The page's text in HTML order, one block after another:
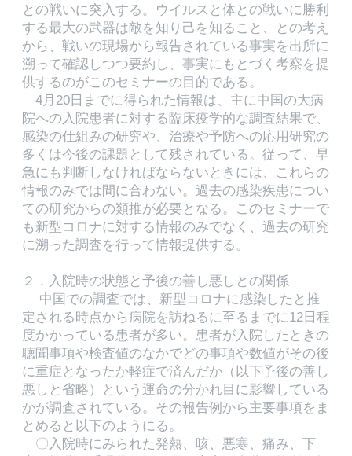
との戦いに突入する。ウイルスと体との戦いに勝利
する最大の武器は敵を知り己を知ること、との考え
から、戦いの現場から報告されている事実を出所に
溯って確認しつつ要約し、事実にもとづく考察を提
供するのがこのセミナーの目的である。
4月20日までに得られた情報は、主に中国の大病
院への入院患者に対する臨床疫学的な調査結果で、
感染の仕組みの研究や、治療や予防への応用研究の
多くは今後の課題として残されている。従って、早
急にも判断しなければならないときには、これらの
情報のみでは間に合わない。過去の感染疾患につい
ての研究からの類推が必要となる。このセミナーで
も新型コロナに対する情報のみでなく、過去の研究
に溯った調査を行って情報提供する。
２．入院時の状態と予後の善し悪しとの関係
中国での調査では、新型コロナに感染したと推
定される時点から病院を訪ねるに至るまでに12日程
度かかっている患者が多い。患者が入院したときの
聴聞事項や検査値のなかでどの事項や数値がその後
に重症となったか軽症で済んだか（以下予後の善し
悪しと省略）という運命の分かれ目に影響している
かが調査されている。その報告例から主要事項をま
とめると以下のようにる。
〇入院時にみられた発熱、咳、悪寒、痛み、下